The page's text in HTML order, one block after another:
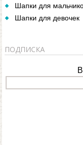
Шапки для
Шапки для девочек
ПОДПИСКА